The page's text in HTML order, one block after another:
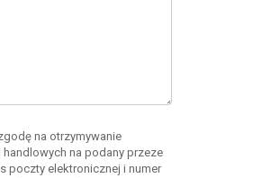
na otrzymywanie
na podany przeze
poczty elektronicznej i numer